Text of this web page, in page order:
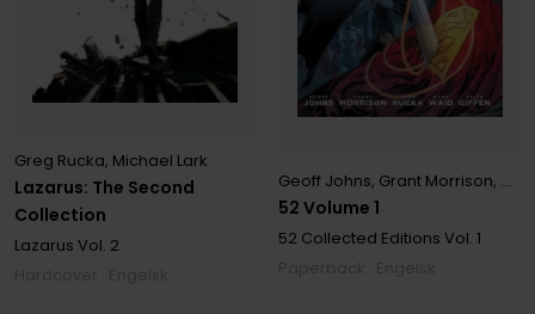
Lazarus: The Second
Collection
Greg Rucka, Michael Lark
Lazarus Vol. 2
52 Volume 1
Geoff Johns, Grant Morrison,
52 Collected Editions Vol. 1